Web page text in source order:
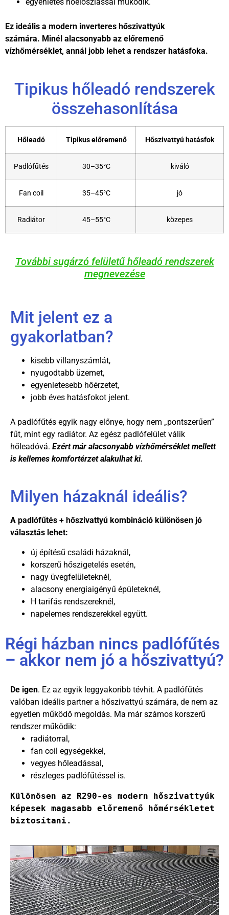
egyenletes hőeloszlással működik.
Ez ideális a modern inverteres hőszivattyúk
számára. Minél alacsonyabb az előremenő
vízhőmérséklet, annál jobb lehet a rendszer hatásfoka.
Tipikus hőleadó rendszerek
összehasonlítása
Hőleadó Tipikus előremenő Hőszivattyú hatásfok
Padlófűtés 30–35°C kiváló
Fan coil 35–45°C jó
Radiátor 45–55°C közepes
További sugárzó felületű hőleadó rendszerek
megnevezése
Mit jelent ez a
gyakorlatban?
kisebb villanyszámlát,
nyugodtabb üzemet,
egyenletesebb hőérzetet,
jobb éves hatásfokot jelent.
A padlófűtés egyik nagy előnye, hogy nem „pontszerűen”
fűt, mint egy radiátor. Az egész padlófelület válik
hőleadóvá. Ezért már alacsonyabb vízhőmérséklet mellett
is kellemes komfortérzet alakulhat ki.
Milyen házaknál ideális?
A padlófűtés + hőszivattyú kombináció különösen jó
választás lehet:
új építésű családi házaknál,
korszerű hőszigetelés esetén,
nagy üvegfelületeknél,
alacsony energiaigényű épületeknél,
H tarifás rendszereknél,
napelemes rendszerekkel együtt.
Régi házban nincs padlófűtés
– akkor nem jó a hőszivattyú?
De igen. Ez az egyik leggyakoribb tévhit. A padlófűtés
valóban ideális partner a hőszivattyú számára, de nem az
egyetlen működő megoldás. Ma már számos korszerű
rendszer működik:
radiátorral,
fan coil egységekkel,
vegyes hőleadással,
részleges padlófűtéssel is.
Különösen az R290-es modern hőszivattyúk
képesek magasabb előremenő hőmérsékletet
biztosítani.